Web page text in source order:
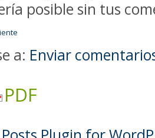
posible sin tus
a: Enviar
PDF